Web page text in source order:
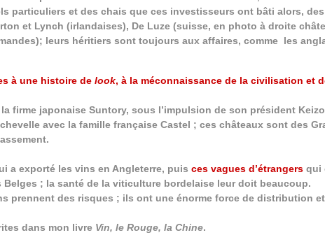
particuliers et des chais que ces investisseurs ont bâti alors, des
et Lynch (irlandaises), De Luze (suisse, en photo à droite
leurs héritiers sont toujours aux affaires, comme les
à une histoire delook, à la méconnaissance de la civilisation et
firme japonaise Suntory, sous l’impulsion de son président
avec la famille française Castel ; ces châteaux sont des
a exporté les vins en Angleterre, puisces vagues d’étrangers qui
; la santé de la viticulture bordelaise leur doit beaucoup.
prennent des risques ; ils ont une énorme force de distribution et
dans mon livre Vin, le Rouge, la Chine.